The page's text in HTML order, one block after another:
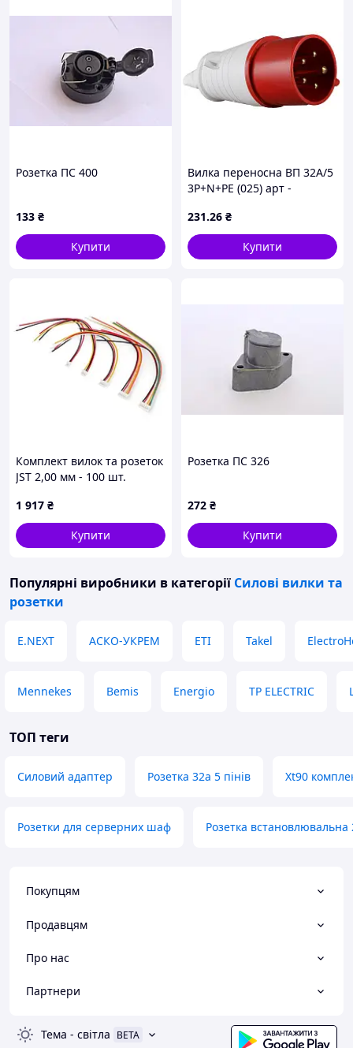
Розетка ПС 400
133 ₴
Купити
Вилка переносна ВП 32А/5
3Р+N+РЕ (025) арт -
231.26 ₴
Купити
Комплект вилок та розеток
JST 2,00 мм - 100 шт.
1 917 ₴
Купити
Розетка ПС 326
272 ₴
Купити
Популярні виробники в категорії Силові вилки та
розетки
E.NEXT АСКО-УКРЕМ ETI Takel
Mennekes Bemis Energio TP ELECTRIC
ТОП теги
Силовий адаптер Розетка 32а 5 пінів Xt90
Розетки для серверних шаф Розетка встановлювальна
Покупцям
Продавцям
Про нас
Партнери
Тема - світла BETA